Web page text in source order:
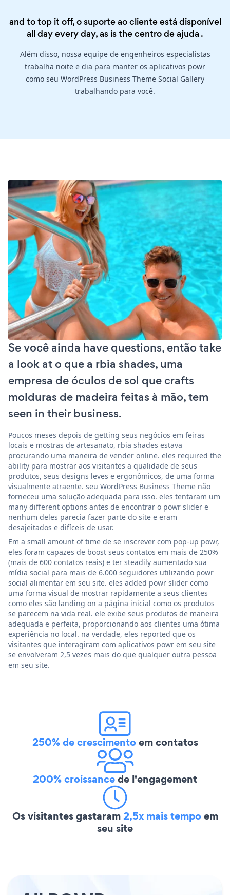
and to top it off, o suporte ao cliente está disponível
all day every day, as is thecentro de ajuda .
Além disso, nossa equipe de engenheiros especialistas
trabalha noite e dia para manter os aplicativos powr
como seu WordPress Business Theme Social Gallery
trabalhando para você.
Se você ainda have questions, então take
a look at o que a rbia shades, uma
empresa de óculos de sol que crafts
molduras de madeira feitas à mão, tem
seen in their business.
Poucos meses depois de getting seus negócios em feiras
locais e mostras de artesanato, rbia shades estava
procurando uma maneira de vender online. eles required the
ability para mostrar aos visitantes a qualidade de seus
produtos, seus designs leves e ergonômicos, de uma forma
visualmente atraente. seu WordPress Business Theme não
forneceu uma solução adequada para isso. eles tentaram um
many different options antes de encontrar o powr slider e
nenhum deles parecia fazer parte do site e eram
desajeitados e difíceis de usar.
Em a small amount of time de se inscrever com pop-up powr,
eles foram capazes de boost seus contatos em mais de 250%
(mais de 600 contatos reais) e ter steadily aumentado sua
mídia social para mais de 6.000 seguidores utilizando powr
social alimentar em seu site. eles added powr slider como
uma forma visual de mostrar rapidamente a seus clientes
como eles são landing on a página inicial como os produtos
se parecem na vida real. ele exibe seus produtos de maneira
adequada e perfeita, proporcionando aos clientes uma ótima
experiência no local. na verdade, eles reported que os
visitantes que interagiram com aplicativos powr em seu site
se envolveram 2,5 vezes mais do que qualquer outra pessoa
em seu site.
250% de crescimentoem contatos
200% croissancede l'engagement
Os visitantes gastaram2,5x mais tempoem
seu site